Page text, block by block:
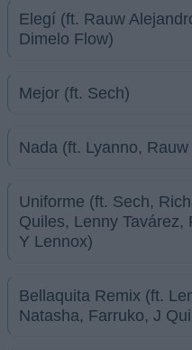
Elegí (ft. Rauw
Dimelo Flow)
Mejor (ft. Sech)
Nada (ft. Lyanno,
Uniforme (ft. Sech,
Quiles, Lenny Tavárez,
Y Lennox)
Bellaquita Remix (ft.
Natasha, Farruko, J